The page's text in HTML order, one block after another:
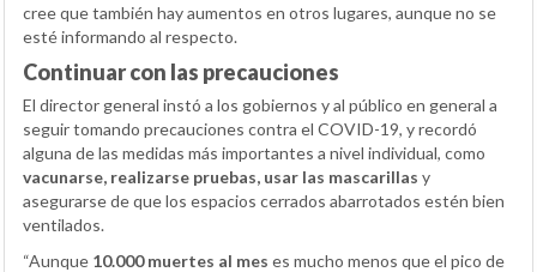
cree que también hay aumentos en otros lugares, aunque no se
esté informando al respecto.
Continuar con las precauciones
El director general instó a los gobiernos y al público en general a
seguir tomando precauciones contra el COVID-19, y recordó
alguna de las medidas más importantes a nivel individual, como
vacunarse, realizarse pruebas, usar las mascarillas y
asegurarse de que los espacios cerrados abarrotados estén bien
ventilados.
“Aunque 10.000 muertes al mes es mucho menos que el pico de